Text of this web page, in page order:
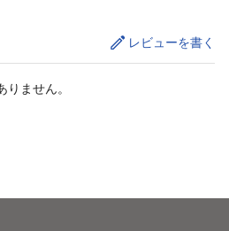
レビューを書く
ません。